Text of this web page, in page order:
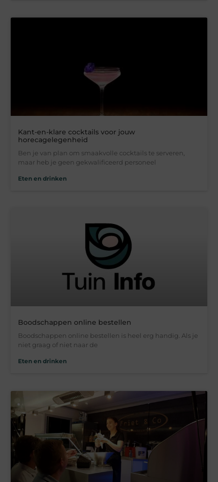
Kant-en-klare cocktails voor jouw
horecagelegenheid
Ben je van plan om smaakvolle cocktails te serveren,
maar heb je geen gekwalificeerd personeel
Eten en drinken
Boodschappen online bestellen
Boodschappen online bestellen is heel erg handig. Als je
niet graag of niet naar de
Eten en drinken